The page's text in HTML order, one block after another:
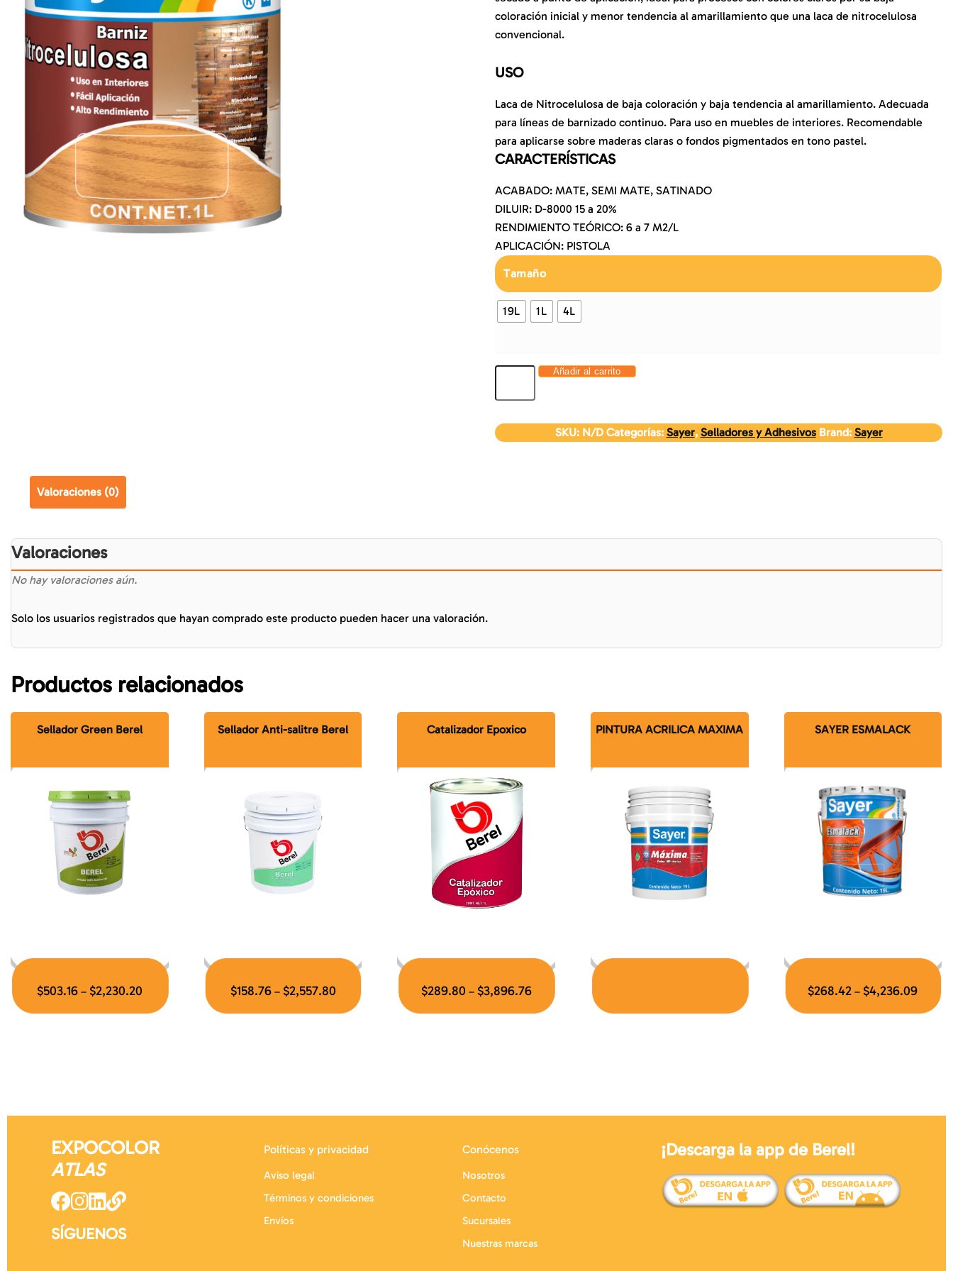
coloración inicial y menor tendencia al amarillamiento que una laca de nitrocelulosa
convencional.
USO
Laca de Nitrocelulosa de baja coloración y baja tendencia al amarillamiento. Adecuada
para líneas de barnizado continuo. Para uso en muebles de interiores. Recomendable
para aplicarse sobre maderas claras o fondos pigmentados en tono pastel.
CARACTERÍSTICAS
ACABADO: MATE, SEMI MATE, SATINADO
DILUIR: D-8000 15 a 20%
RENDIMIENTO TEÓRICO: 6 a 7 M2/L
APLICACIÓN: PISTOLA
Tamaño
19L 1L 4L
Añadir al carrito
SKU: N/D Categorías: Sayer, Selladores y Adhesivos Brand: Sayer
Valoraciones (0)
Valoraciones
No hay valoraciones aún.
Solo los usuarios registrados que hayan comprado este producto pueden hacer una valoración.
Productos relacionados
Sellador Green Berel
$503.16– $2,230.20
Sellador Anti-salitre Berel
$158.76– $2,557.80
Catalizador Epoxico
$289.80 – $3,896.76
PINTURA ACRILICA MAXIMA SAYER ESMALACK
$268.42 –$4,236.09
EXPOCOLOR
ATLAS
SÍGUENOS
Políticas y privacidad
Aviso legal
Términos y condiciones
Envíos
Conócenos
Nosotros
Contacto
Sucursales
Nuestras marcas
¡Descarga la app de Berel!